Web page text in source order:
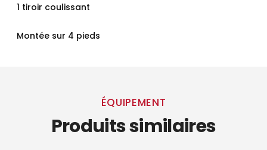
1 tiroir coulissant
Montée sur 4 pieds
ÉQUIPEMENT
Produits similaires